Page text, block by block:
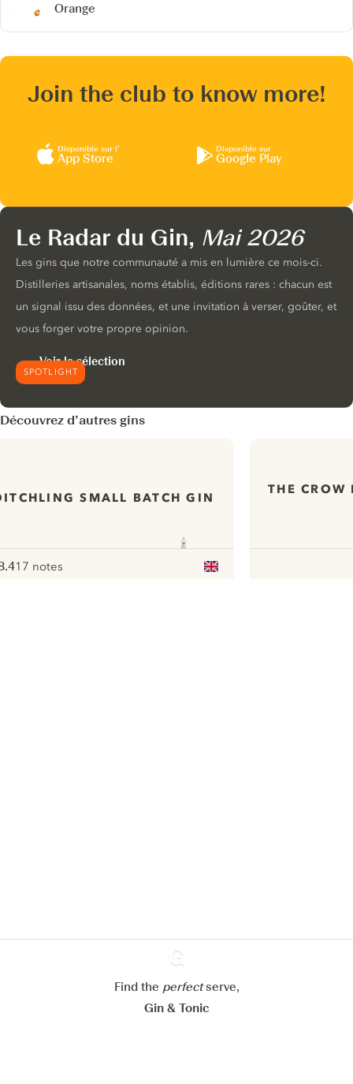
Orange
Join the club to know more!
Disponible sur l’
App Store
Disponible sur
Google Play
SPOTLIGHT
Le Radar du Gin, Mai 2026
Les gins que notre communauté a mis en lumière ce mois-ci.
Distilleries artisanales, noms établis, éditions rares : chacun est
un signal issu des données, et une invitation à verser, goûter, et
vous forger votre propre opinion.
Voir la sélection
Découvrez d’autres gins
SMALL BATCH GIN
17 notes
THE CROW
Ginventory
Find the perfectserve,
Gin & Tonic